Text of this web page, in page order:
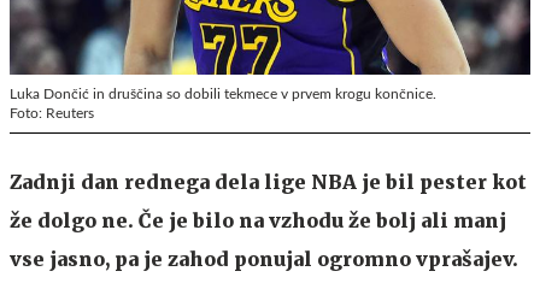
Luka Dončić in druščina so dobili tekmece v prvem krogu končnice.
Foto: Reuters
Zadnji dan rednega dela lige NBA je bil pester kot
že dolgo ne. Če je bilo na vzhodu že bolj ali manj
vse jasno, pa je zahod ponujal ogromno vprašajev.